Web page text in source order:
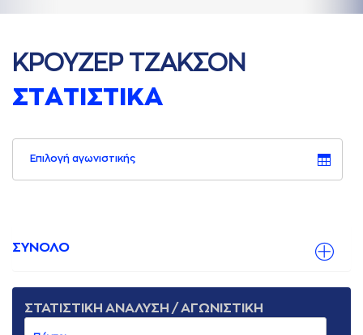
ΚΡΟΥΖΕΡ ΤΖAΚΣΟΝ
ΣΤAΤΙΣΤΙΚA
Επιλογή αγωνιστικής
ΣΥΝΟΛΟ
ΣΤΑΤΙΣΤΙΚΗ ΑΝΑΛΥΣΗ / ΑΓΩΝΙΣΤΙΚΗ